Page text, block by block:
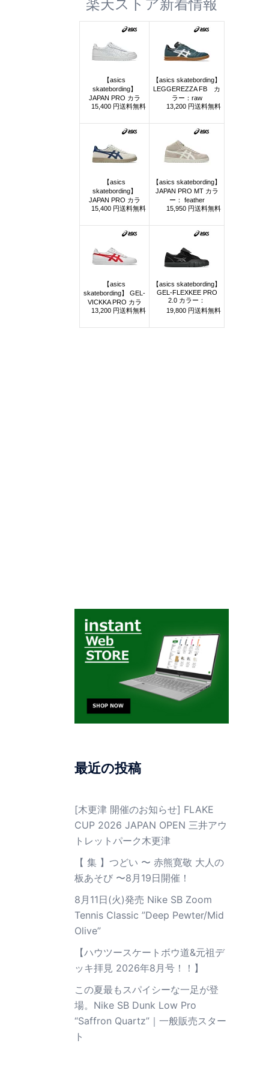
楽天ストア新着情報
最近の投稿
[木更津 開催のお知らせ] FLAKE
CUP 2026 JAPAN OPEN 三井アウ
トレットパーク木更津
【 集 】つどい 〜 赤熊寛敬 大人の
板あそび 〜8月19日開催！
8月11日(火)発売 Nike SB Zoom
Tennis Classic ”Deep Pewter/Mid
Olive”
【ハウツースケートボウ道&元祖デ
ッキ拝見 2026年8月号！！】
この夏最もスパイシーな一足が登
場。Nike SB Dunk Low Pro
“Saffron Quartz”｜一般販売スター
ト